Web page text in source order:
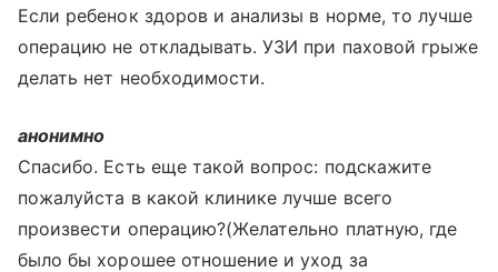
Если ребенок здоров и анализы в норме, то лучше
операцию не откладывать. УЗИ при паховой грыже
делать нет необходимости.
анонимно
Спасибо. Есть еще такой вопрос: подскажите
пожалуйста в какой клинике лучше всего
произвести операцию?(Желательно платную, где
было бы хорошее отношение и уход за